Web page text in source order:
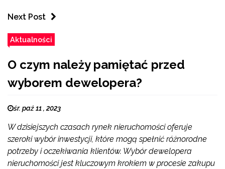
Next Post
Aktualności
O czym należy pamiętać przed
wyborem dewelopera?
śr. paź 11 , 2023
W dzisiejszych czasach rynek nieruchomości oferuje
szeroki wybór inwestycji, które mogą spełnić różnorodne
potrzeby i oczekiwania klientów. Wybór dewelopera
nieruchomości jest kluczowym krokiem w procesie zakupu